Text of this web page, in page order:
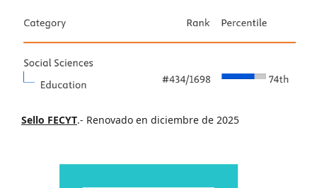
Sello FECYT.- Renovado en diciembre de 2025